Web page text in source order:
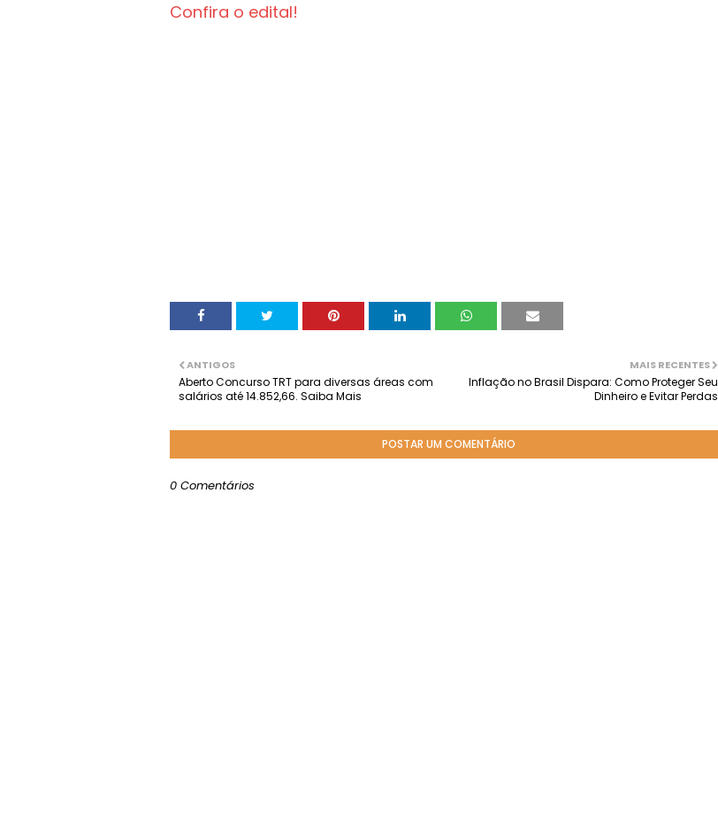
Confira o edital!
MAIS RECENTES
Inflação no Brasil Dispara: Como Proteger Seu
Dinheiro e Evitar Perdas
ANTIGOS
Aberto Concurso TRT para diversas áreas com
salários até 14.852,66. Saiba Mais
POSTAR UM COMENTÁRIO
0 Comentários